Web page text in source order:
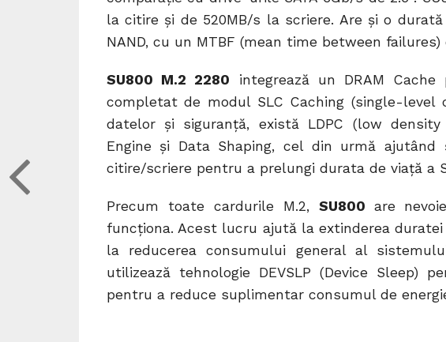
la citire și de 520MB/s la scriere. Are și o
NAND, cu un MTBF (mean time between failures)
SU800 M.2 2280 integrează un DRAM
completat de modul SLC Caching (single-level
datelor și siguranță, există LDPC (low
Engine și Data Shaping, cel din urmă
citire/scriere pentru a prelungi durata de viață a
Precum toate cardurile M.2, SU800 are
funcționa. Acest lucru ajută la extinderea
la reducerea consumului general al
utilizează tehnologie DEVSLP (Device
pentru a reduce suplimentar consumul de